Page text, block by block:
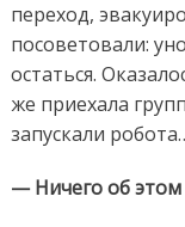
переход,
посоветовали:
остаться.
же приехала
запускали
— Ничего об